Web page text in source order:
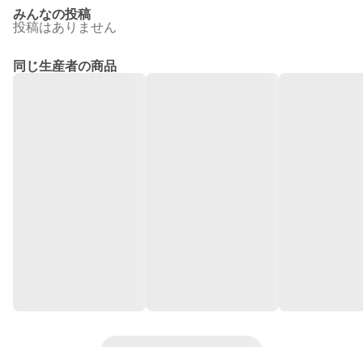
みんなの投稿
投稿はありません
同じ生産者の商品